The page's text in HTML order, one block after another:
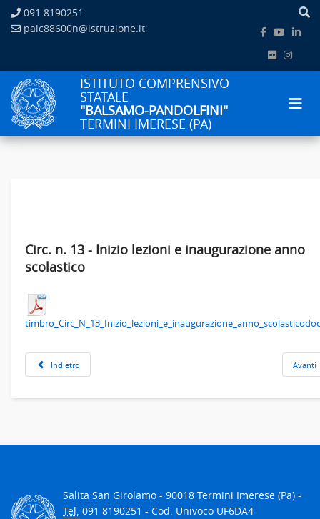
091 8190251
paic88600n@istruzione.it
ISTITUTO COMPRENSIVO
STATALE
"BALSAMO-PANDOLFINI"
TERMINI IMERESE (PA)
Circ. n. 13 - Inizio lezioni e inaugurazione anno
scolastico
Indietro Avanti
Salita San Girolamo - 90018 Termini Imerese (Pa) -
Tel. 091 8190251 - Cod. Univoco UF6DA4